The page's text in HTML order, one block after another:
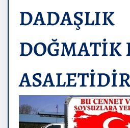
DADAŞLIK
DOĞMATİK